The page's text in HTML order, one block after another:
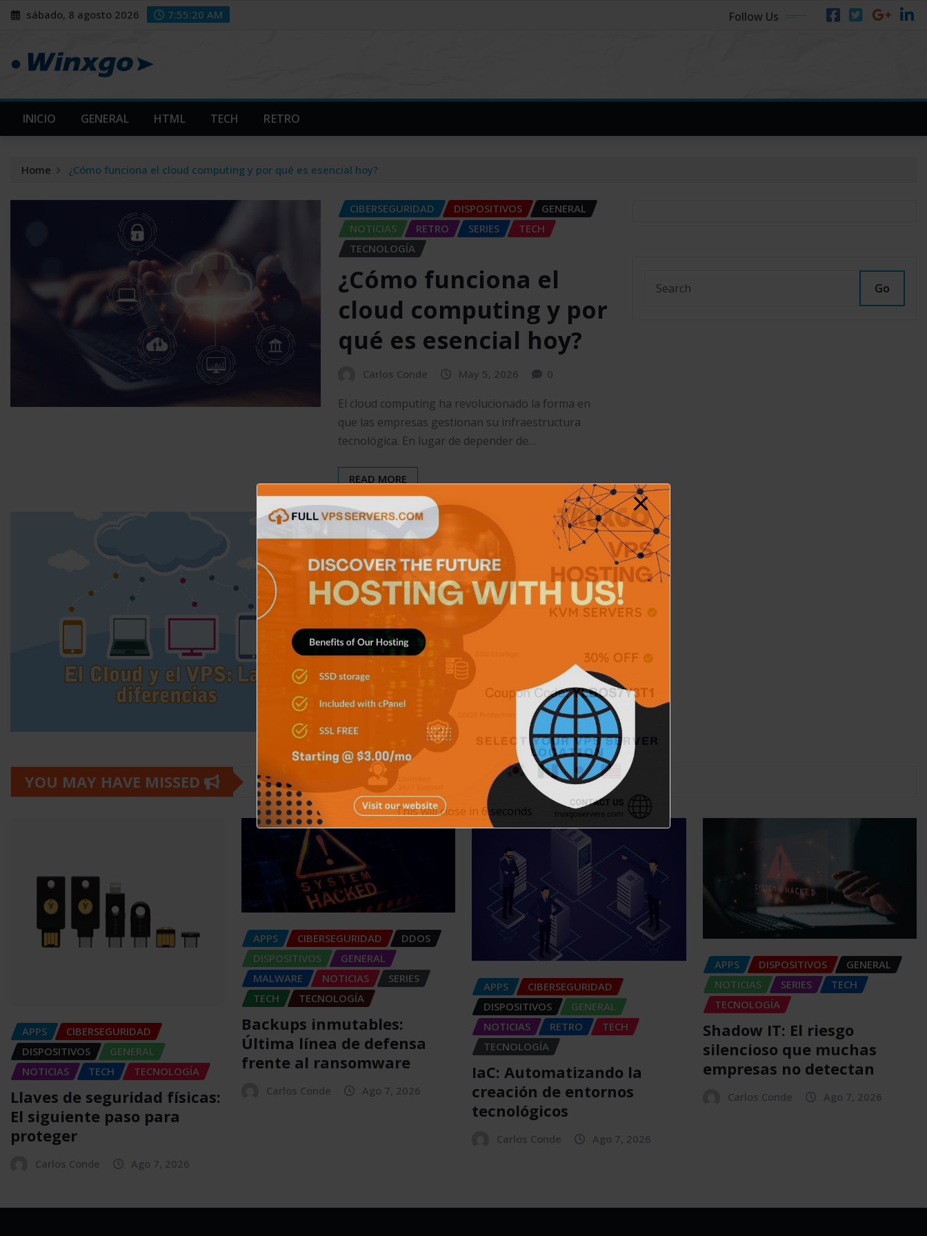
Skip sábado, 8 agosto 2026 7:55:20 AM Follow Us
INICIO GENERAL HTML TECH RETRO
Home ¿Cómo funciona el cloud computing y por qué es esencial hoy?
CIBERSEGURIDAD DISPOSITIVOS
GENERAL
NOTICIAS
RETRO SERIES
TECH
TECNOLOGÍA
¿Cómo funciona el
cloud computing y por
qué es esencial hoy?
Carlos Conde May 5, 2026 0
El cloud computing ha revolucionado la forma en
que las empresas gestionan su infraestructura
tecnológica. En lugar de depender de…
READ MORE
CIBERSEGURIDAD
Diferencias de un VPS
y un Cloud Server
Ana Paola Hérnandez Jun 14, 2022 0
Un servidor cloud es tolerante a fallos de hardware,
un VPS no. Esto es así porque un servidor cloud se…
READ MORE
Go
YOU MAY HAVE MISSED
APPS
CIBERSEGURIDAD
DISPOSITIVOS
GENERAL
NOTICIAS
TECH TECNOLOGÍA
Llaves de seguridad físicas:
El siguiente paso para
proteger
Carlos Conde Ago 7, 2026
APPS CIBERSEGURIDAD
DDOS
DISPOSITIVOS
GENERAL
MALWARE
NOTICIAS
SERIES
TECH
TECNOLOGÍA
Backups inmutables:
Última línea de defensa
frente al ransomware
Carlos Conde Ago 7, 2026
APPS
CIBERSEGURIDAD
DISPOSITIVOS
GENERAL
NOTICIAS
RETRO
TECH
TECNOLOGÍA
IaC: Automatizando la
creación de entornos
tecnológicos
Carlos Conde Ago 7, 2026
APPS DISPOSITIVOS
GENERAL
NOTICIAS
SERIES
TECH
TECNOLOGÍA
Shadow IT: El riesgo
silencioso que muchas
empresas no detectan
Carlos Conde Ago 7, 2026
modal-check
This will close in 5seconds
modal-check